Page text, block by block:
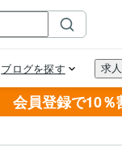
会員登録で10％